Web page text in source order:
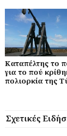
Καταπέλτης το
για το πού
πολιορκία της
Σχετικές